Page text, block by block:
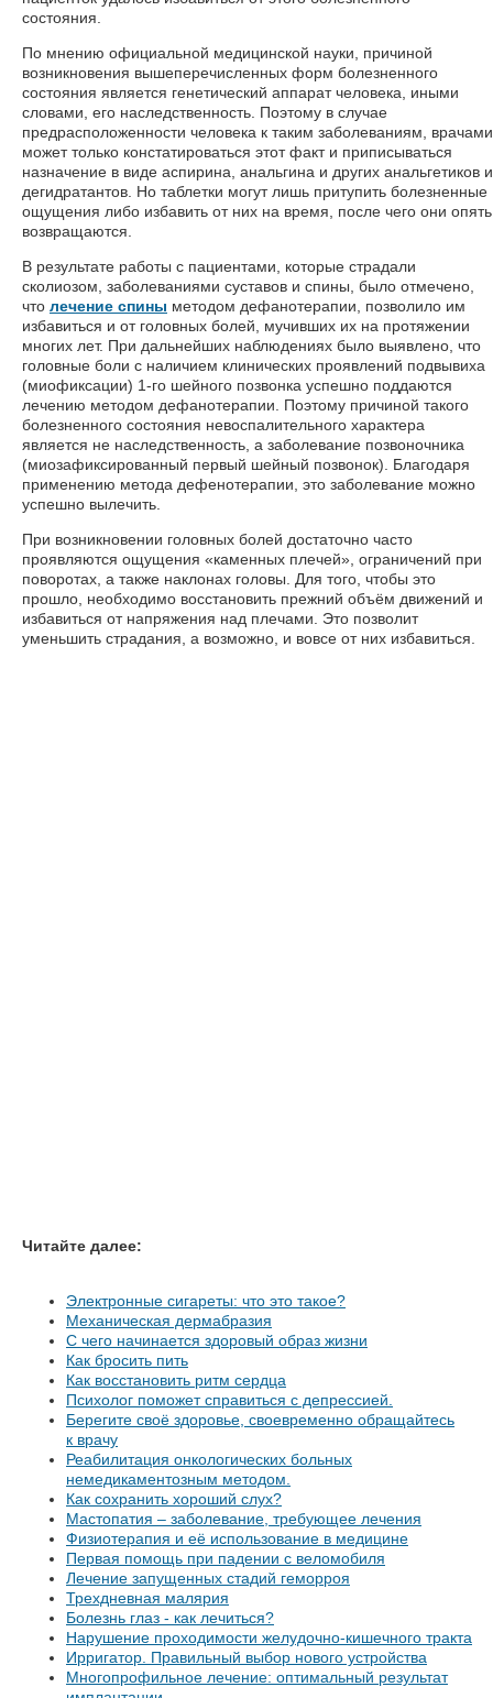
состояния.
По мнению официальной медицинской науки, причиной
возникновения вышеперечисленных форм болезненного
состояния является генетический аппарат человека, иными
словами, его наследственность. Поэтому в случае
предрасположенности человека к таким заболеваниям, врачами
может только констатироваться этот факт и приписываться
назначение в виде аспирина, анальгина и других анальгетиков и
дегидратантов. Но таблетки могут лишь притупить болезненные
ощущения либо избавить от них на время, после чего они опять
возвращаются.
В результате работы с пациентами, которые страдали
сколиозом, заболеваниями суставов и спины, было отмечено,
что лечение спины методом дефанотерапии, позволило им
избавиться и от головных болей, мучивших их на протяжении
многих лет. При дальнейших наблюдениях было выявлено, что
головные боли с наличием клинических проявлений подвывиха
(миофиксации) 1-го шейного позвонка успешно поддаются
лечению методом дефанотерапии. Поэтому причиной такого
болезненного состояния невоспалительного характера
является не наследственность, а заболевание позвоночника
(миозафиксированный первый шейный позвонок). Благодаря
применению метода дефенотерапии, это заболевание можно
успешно вылечить.
При возникновении головных болей достаточно часто
проявляются ощущения «каменных плечей», ограничений при
поворотах, а также наклонах головы. Для того, чтобы это
прошло, необходимо восстановить прежний объём движений и
избавиться от напряжения над плечами. Это позволит
уменьшить страдания, а возможно, и вовсе от них избавиться.
Читайте далее:
Электронные сигареты: что это такое?
Механическая дермабразия
С чего начинается здоровый образ жизни
Как бросить пить
Как восстановить ритм сердца
Психолог поможет справиться с депрессией.
Берегите своё здоровье, своевременно обращайтесь
к врачу
Реабилитация онкологических больных
немедикаментозным методом.
Как сохранить хороший слух?
Мастопатия – заболевание, требующее лечения
Физиотерапия и её использование в медицине
Первая помощь при падении с веломобиля
Лечение запущенных стадий геморроя
Трехдневная малярия
Болезнь глаз - как лечиться?
Нарушение проходимости желудочно-кишечного тракта
Ирригатор. Правильный выбор нового устройства
Многопрофильное лечение: оптимальный результат